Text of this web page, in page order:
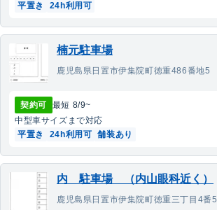
平置き
24h利用可
楠元駐車場
鹿児島県日置市伊集院町徳重486番地5
契約可 最短 8/9~
中型車サイズまで対応
平置き
24h利用可 舗装あり
内 駐車場 （内山眼科近く）
鹿児島県日置市伊集院町徳重三丁目4番5